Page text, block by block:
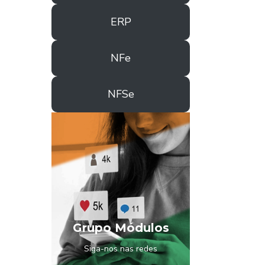
ERP
NFe
NFSe
Grupo Módulos
Siga-nos nas redes